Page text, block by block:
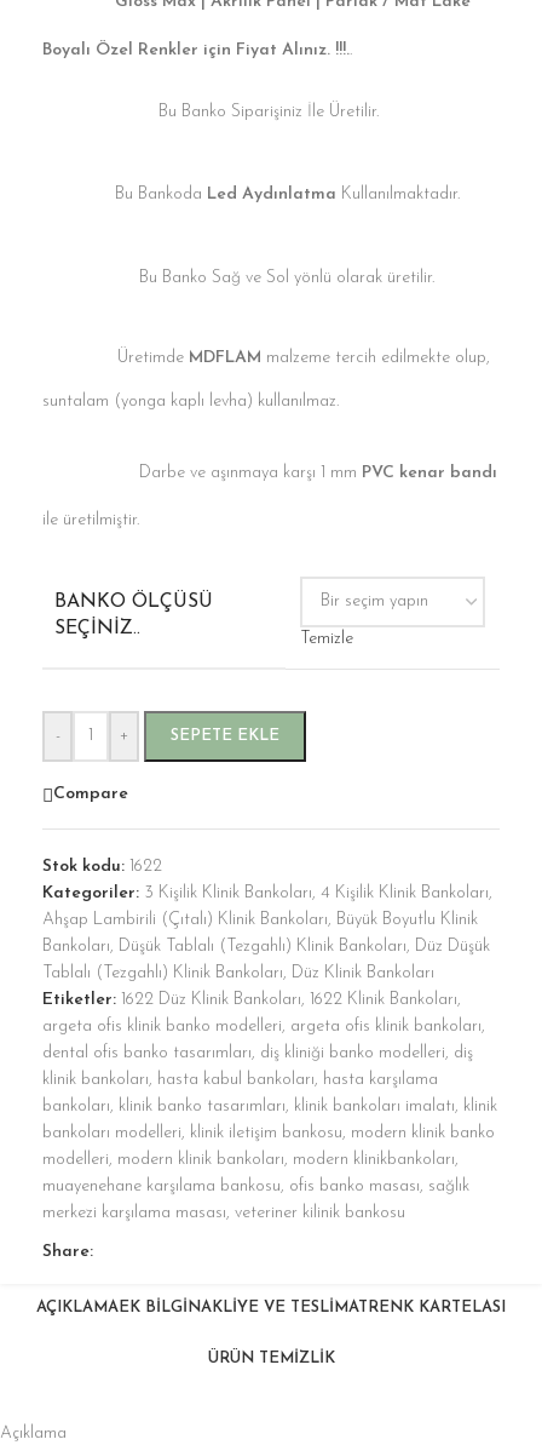
Boyalı Özel Renkler için Fiyat Alınız. !!!..
Bu Banko Siparişiniz İle Üretilir.
Bu Bankoda Led Aydınlatma Kullanılmaktadır.
Bu Banko Sağ ve Sol yönlü olarak üretilir.
Üretimde MDFLAM malzeme tercih edilmekte olup,
suntalam (yonga kaplı levha) kullanılmaz.
Darbe ve aşınmaya karşı 1 mm PVC kenar bandı
ile üretilmiştir.
BANKO ÖLÇÜSÜ
SEÇINIZ..
Temizle
- + SEPETE EKLE
Compare
Stok kodu: 1622
Kategoriler: 3 Kişilik Klinik Bankoları, 4 Kişilik Klinik Bankoları,
Ahşap Lambirili (Çıtalı) Klinik Bankoları, Büyük Boyutlu Klinik
Bankoları, Düşük Tablalı (Tezgahlı) Klinik Bankoları, Düz Düşük
Tablalı (Tezgahlı) Klinik Bankoları, Düz Klinik Bankoları
Etiketler: 1622 Düz Klinik Bankoları, 1622 Klinik Bankoları,
argeta ofis klinik banko modelleri, argeta ofis klinik bankoları,
dental ofis banko tasarımları, diş kliniği banko modelleri, diş
klinik bankoları, hasta kabul bankoları, hasta karşılama
bankoları, klinik banko tasarımları, klinik bankoları imalatı, klinik
bankoları modelleri, klinik iletişim bankosu, modern klinik banko
modelleri, modern klinik bankoları, modern klinikbankoları,
muayenehane karşılama bankosu, ofis banko masası, sağlık
merkezi karşılama masası, veteriner kilinik bankosu
Share:
AÇIKLAMA EK BILGI NAKLIYE VE TESLIMAT RENK KARTELASI
ÜRÜN TEMİZLİK
Açıklama